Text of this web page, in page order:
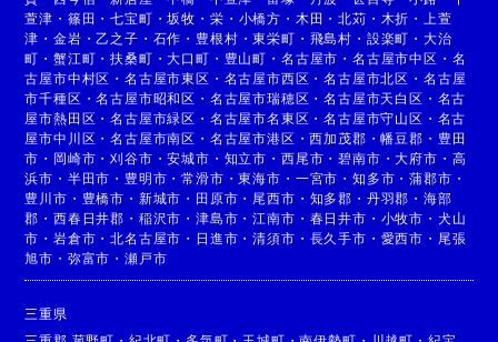
萱津 ・ 篠田 ・七宝町 ・坂牧 ・ 栄 ・ 小橋方 ・ 木田 ・北苅 ・ 木折 ・
上萱
津 ・金岩 ・乙之子 ・ 石作 ・ 豊根村 ・東栄町 ・ 飛島村 ・ 設楽町 ・ 大治
町 ・蟹江町 ・扶桑町 ・大口町 ・ 豊山町 ・ 名古屋市 ・ 名古屋市中区 ・ 名
古屋市中村区 ・名古屋市東区 ・ 名古屋市西区 ・名古屋市北区 ・ 名古屋
市千種区 ・名古屋市昭和区 ・ 名古屋市瑞穂区 ・名古屋市天白区 ・ 名古
屋市熱田区 ・名古屋市緑区 ・ 名古屋市名東区 ・名古屋市守山区 ・ 名古
屋市中川区 ・名古屋市南区 ・ 名古屋市港区 ・西加茂郡 ・幡豆郡 ・ 豊田
市 ・ 岡崎市 ・刈谷市 ・安城市 ・ 知立市 ・ 西尾市 ・碧南市 ・大府市 ・ 高
浜市 ・ 半田市 ・ 豊明市 ・常滑市 ・東海市 ・ 一宮市 ・ 知多市 ・蒲郡市 ・
豊川市 ・ 豊橋市 ・ 新城市 ・ 田原市 ・ 尾西市 ・ 知多郡 ・ 丹羽郡 ・ 海部
郡 ・西春日井郡 ・ 稲沢市 ・津島市 ・江南市 ・ 春日井市 ・ 小牧市 ・ 犬山
市 ・岩倉市 ・北名古屋市 ・ 日進市 ・清須市 ・ 長久手市 ・ 愛西市 ・ 尾張
旭市 ・ 弥富市 ・瀬戸市
三重県